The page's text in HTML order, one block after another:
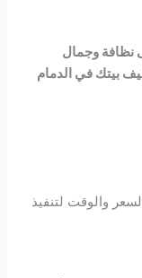
نظافة وجمال
بيتك في الدمام
والوقت لتنفيذ